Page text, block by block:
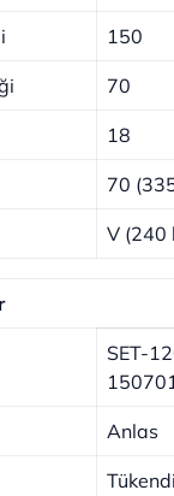
150
70
18
70
V (240
SET-
Anlas
Tükendi